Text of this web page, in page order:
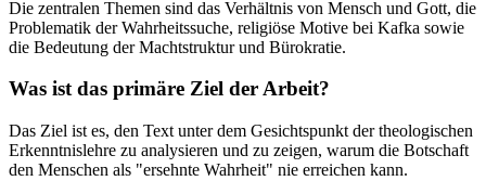
Die zentralen Themen sind das Verhältnis von Mensch und Gott, die
Problematik der Wahrheitssuche, religiöse Motive bei Kafka sowie
die Bedeutung der Machtstruktur und Bürokratie.
Was ist das primäre Ziel der Arbeit?
Das Ziel ist es, den Text unter dem Gesichtspunkt der theologischen
Erkenntnislehre zu analysieren und zu zeigen, warum die Botschaft
den Menschen als "ersehnte Wahrheit" nie erreichen kann.